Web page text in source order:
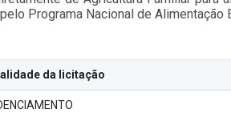
Programa Nacional de
da licitação